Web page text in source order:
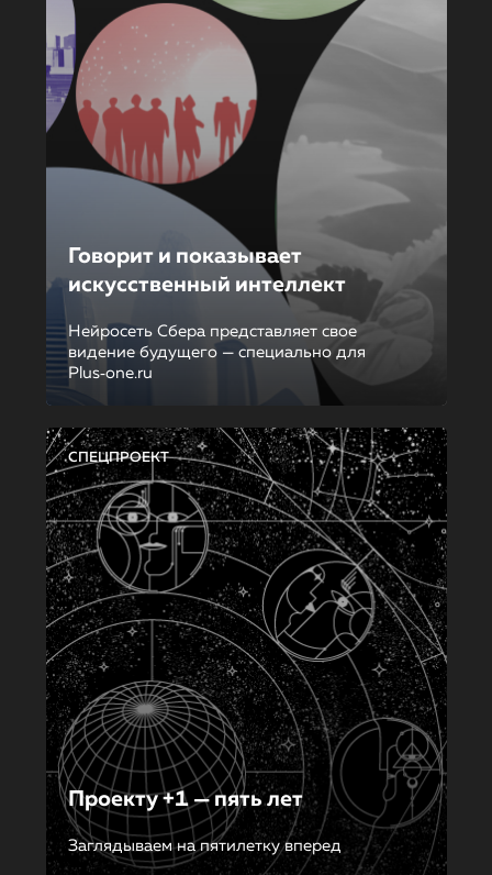
Говорит и показывает
искусственный интеллект
Нейросеть Сбера представляет свое
видение будущего — специально для
Plus‑one.ru
СПЕЦПРОЕКТ
Проекту +1 — пять лет
Заглядываем на пятилетку вперед